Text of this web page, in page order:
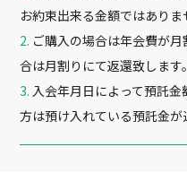
お約束出来る金額ではありま
ご購入の場合は年会費が
合は月割りにて返還致します
入会年月日によって預託
方は預け入れている預託金が